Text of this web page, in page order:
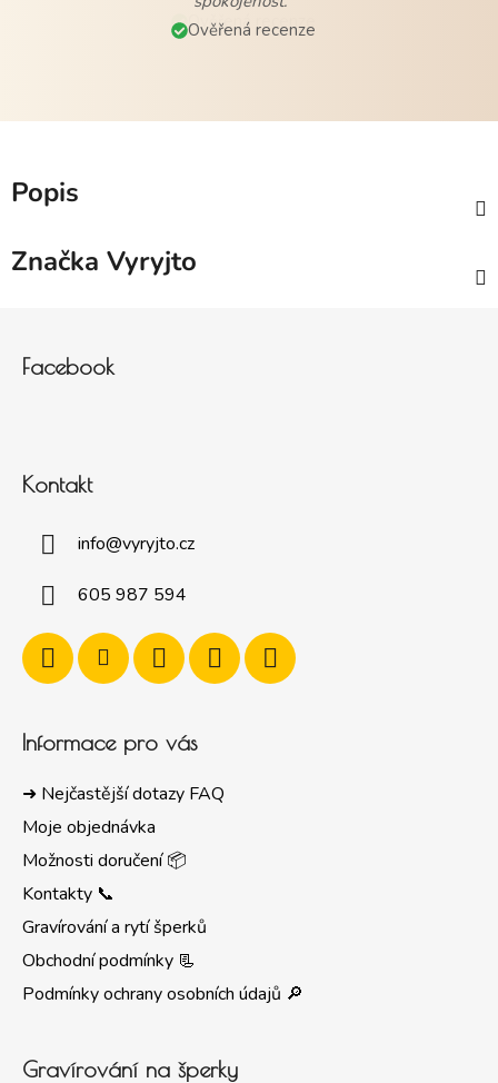
Ověřená recenze
Popis
Značka Vyryjto
Facebook
Kontakt
info@vyryjto.cz
605 987 594
Informace pro vás
➜ Nejčastější dotazy FAQ
Moje objednávka
Možnosti doručení 📦
Kontakty 📞
Gravírování a rytí šperků
Obchodní podmínky 📃
Podmínky ochrany osobních údajů 🔎
Gravírování na šperky